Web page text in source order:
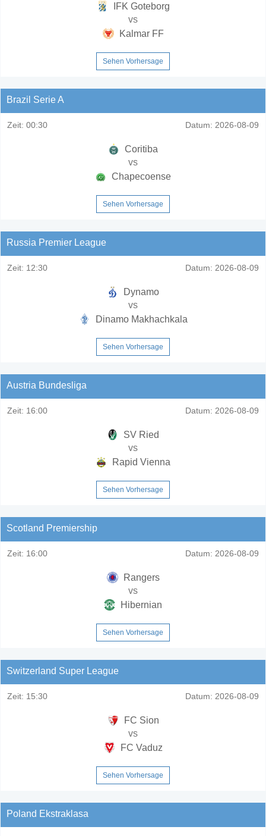
IFK Goteborg
vs
Kalmar FF
Sehen Vorhersage
Brazil Serie A
Zeit: 00:30 Datum: 2026-08-09
Coritiba
vs
Chapecoense
Sehen Vorhersage
Russia Premier League
Zeit: 12:30 Datum: 2026-08-09
Dynamo
vs
Dinamo Makhachkala
Sehen Vorhersage
Austria Bundesliga
Zeit: 16:00 Datum: 2026-08-09
SV Ried
vs
Rapid Vienna
Sehen Vorhersage
Scotland Premiership
Zeit: 16:00 Datum: 2026-08-09
Rangers
vs
Hibernian
Sehen Vorhersage
Switzerland Super League
Zeit: 15:30 Datum: 2026-08-09
FC Sion
vs
FC Vaduz
Sehen Vorhersage
Poland Ekstraklasa